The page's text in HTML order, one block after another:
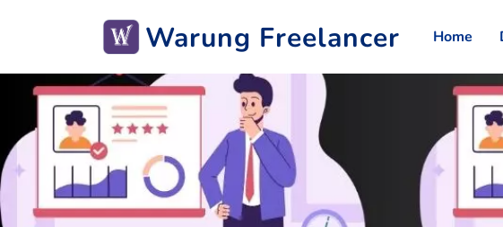
Warung Freelancer Home